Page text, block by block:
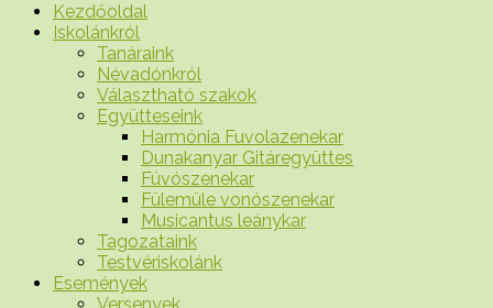
Kezdőoldal
Iskolánkról
Tanáraink
Névadónkról
Választható szakok
Együtteseink
Harmónia Fuvolazenekar
Dunakanyar Gitáregyüttes
Fúvószenekar
Fülemüle vonószenekar
Musicantus leánykar
Tagozataink
Testvériskolánk
Események